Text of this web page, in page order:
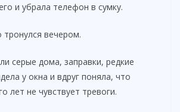
и убрала телефон в сумку.
вечером.
серые дома, заправки, редкие
у окна и вдруг поняла, что
лет не чувствует тревоги.